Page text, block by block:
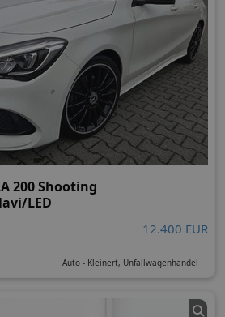
200 Shooting
LED
12.400 EUR
Auto - Kleinert, Unfallwagenhandel